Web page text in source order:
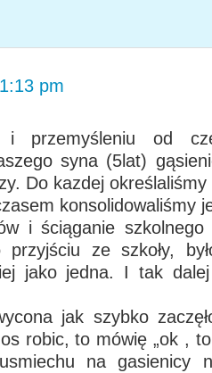
pm
przemyśleniu od
syna (5lat)
Do kazdej
konsolidowaliśmy
i ściąganie
ze szkoły,
jako jedna. I tak
jak szybko
robic, to mówię „ok ,
na gasienicy